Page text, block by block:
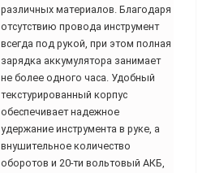
различных материалов. Благодаря
отсутствию провода инструмент
всегда под рукой, при этом полная
зарядка аккумулятора занимает
не более одного часа. Удобный
текстурированный корпус
обеспечивает надежное
удержание инструмента в руке, а
внушительное количество
оборотов и 20-ти вольтовый АКБ,